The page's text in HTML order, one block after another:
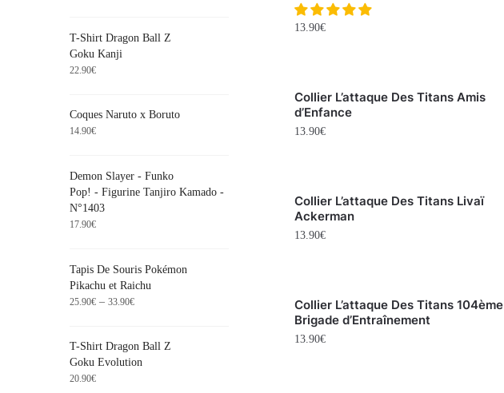
13.90€
Collier L’attaque Des Titans Amis
d’Enfance
13.90€
Collier L’attaque Des Titans Livaï
Ackerman
13.90€
Collier L’attaque Des Titans 104ème
Brigade d’Entraînement
13.90€
T-Shirt Dragon Ball Z
Goku Kanji
22.90€
Coques Naruto x Boruto
14.90€
Demon Slayer - Funko
Pop! - Figurine Tanjiro Kamado -
N°1403
17.90€
Tapis De Souris Pokémon
Pikachu et Raichu
25.90€ – 33.90€
T-Shirt Dragon Ball Z
Goku Evolution
20.90€